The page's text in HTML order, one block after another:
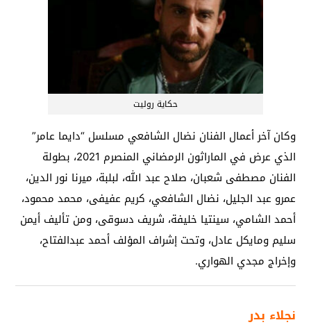
حكاية روليت
وكان آخر أعمال الفنان نضال الشافعي مسلسل “دايما عامر”
الذي عرض في الماراثون الرمضاني المنصرم 2021، بطولة
الفنان مصطفى شعبان، صلاح عبد الله، لبلبة، ميرنا نور الدين،
عمرو عبد الجليل، نضال الشافعي، كريم عفيفى، محمد محمود،
أحمد الشامي، سينتيا خليفة، شريف دسوقى، ومن تأليف أيمن
سليم ومايكل عادل، وتحت إشراف المؤلف أحمد عبدالفتاح،
وإخراج مجدي الهواري.
نجلاء بدر